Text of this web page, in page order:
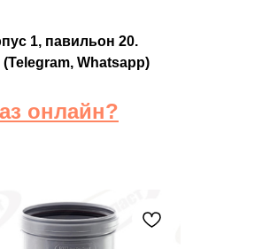
1, павильон 20.
(Telegram, Whatsapp)
онлайн?